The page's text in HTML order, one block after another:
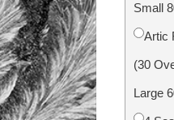
Foto Przywracanie Usługi
Small
Artic
(30
Large